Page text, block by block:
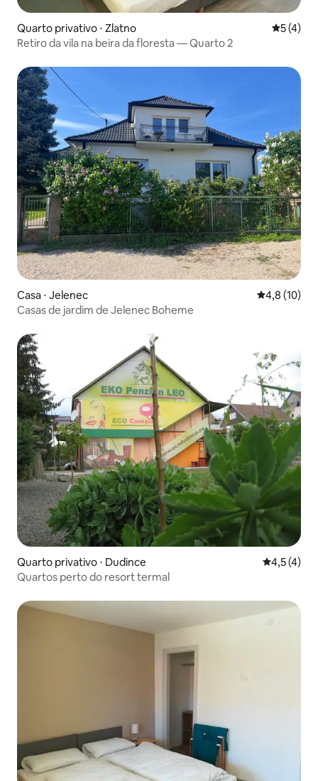
Quarto privativo ⋅ Zlatno 5 de
5 (4)
Retiro da vila na beira da floresta — Quarto 2
Casa ⋅ Jelenec 4,8 de uma
4,8 (10)
Casas de jardim de Jelenec Boheme
Quarto privativo ⋅ Dudince 4,5 de
4,5 (4)
Quartos perto do resort termal